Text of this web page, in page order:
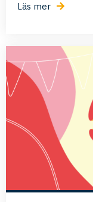
Läs mer